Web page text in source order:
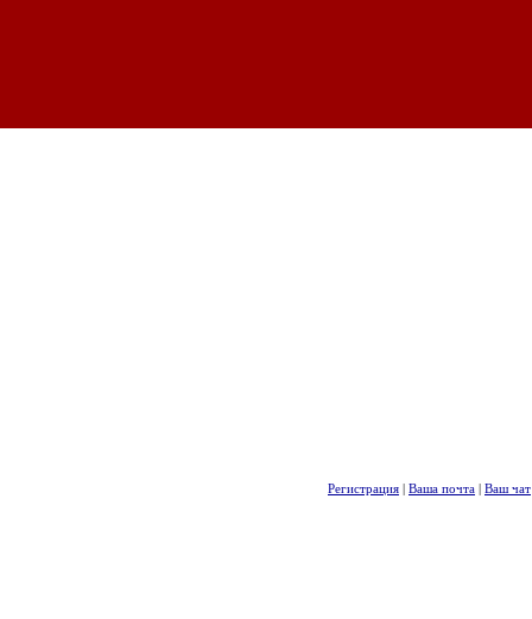
Регистрация | Ваша почта | Ваш чат